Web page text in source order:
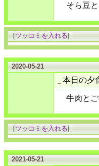
そら豆
[ツッコミを入れる]
2020-05-21
本日の夕
牛肉と
[ツッコミを入れる]
2021-05-21